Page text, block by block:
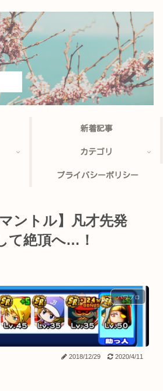
新着記事
カテゴリ
プライバシーポリシー
ントル】凡才先発
て絶頂へ…！
パワプロ
2018/12/29 2020/4/11